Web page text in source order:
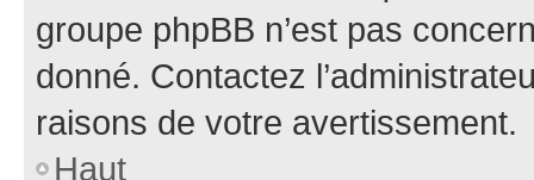
groupe phpBB n’est pas
donné. Contactez
raisons de votre avertissement.
Haut